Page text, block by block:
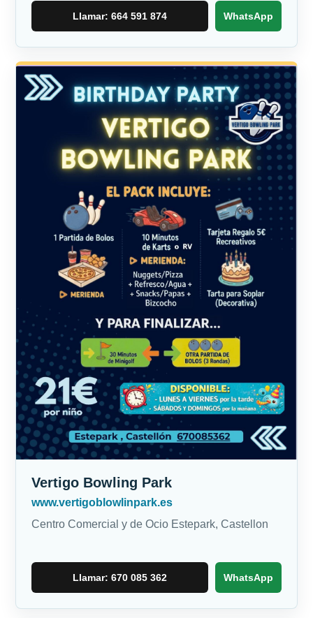
Llamar: 664 591 874 WhatsApp
Vertigo Bowling Park
www.vertigoblowlinpark.es
Centro Comercial y de Ocio Estepark, Castellon
Llamar: 670 085 362 WhatsApp